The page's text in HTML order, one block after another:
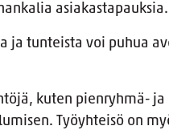
asiakastapauksia.
ja tunteista voi puhua
kuten pienryhmä-
Työyhteisö on